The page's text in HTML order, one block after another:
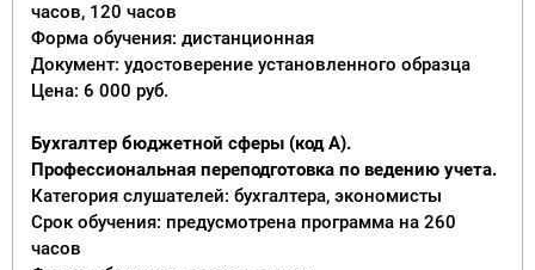
часов, 120 часов
Форма обучения: дистанционная
Документ: удостоверение установленного образца
Цена: 6 000 руб.
Бухгалтер бюджетной сферы (код А).
Профессиональная переподготовка по ведению учета.
Категория слушателей: бухгалтера, экономисты
Срок обучения: предусмотрена программа на 260
часов